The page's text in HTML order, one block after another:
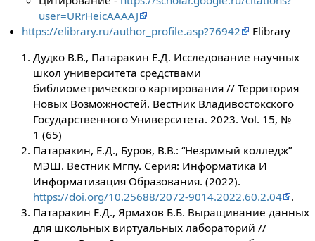
user=URrHeicAAAAJ
https://elibrary.ru/author_profile.asp?76942
Elibrary
Дудко В.В., Патаракин Е.Д. Исследование научных
школ университета средствами
библиометрического картирования // Территория
Новых Возможностей. Вестник Владивостокского
Государственного Университета. 2023. Vol. 15, №
1 (65)
Патаракин, Е.Д., Буров, В.В.: “Незримый колледж”
МЭШ. Вестник Мгпу. Серия: Информатика И
Информатизация Образования. (2022).
https://doi.org/10.25688/2072-9014.2022.60.2.04
.
Патаракин Е.Д., Ярмахов Б.Б. Выращивание данных
для школьных виртуальных лабораторий //